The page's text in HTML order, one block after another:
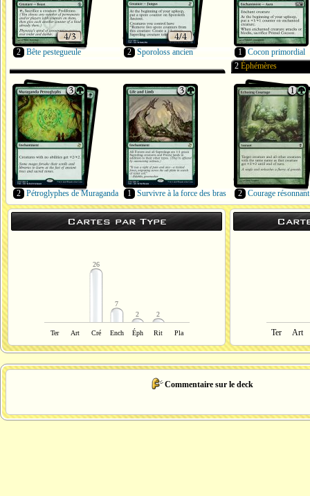
2 Bête pestegueule 2 Sporoloss ancien 1 Cocon primordial
2 Pétroglyphes de Muraganda 1 Survivre à la force des bras
2 Éphémères
2 Courage résonnant
Cartes par Type
26
7
2
2
Ter Art Cré Ench Éph Rit Pla Ter Art
Commentaire sur le deck